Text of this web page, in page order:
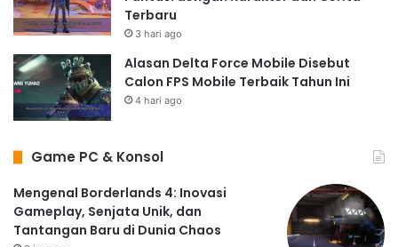
Terbaru
3 hari ago
Alasan Delta Force Mobile Disebut
Calon FPS Mobile Terbaik Tahun Ini
4 hari ago
Game PC & Konsol
Mengenal Borderlands 4: Inovasi
Gameplay, Senjata Unik, dan
Tantangan Baru di Dunia Chaos